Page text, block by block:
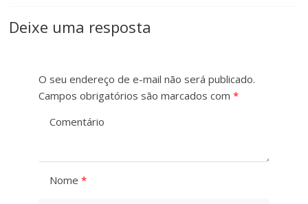
Deixe uma resposta
O seu endereço de e-mail não será publicado.
Campos obrigatórios são marcados com *
Comentário
Nome *